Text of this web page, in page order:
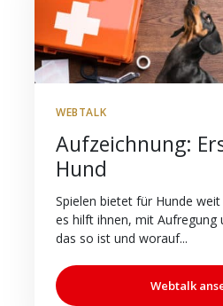
WEBTALK
Aufzeichnung:
Hund
Spielen bietet für Hunde
es hilft ihnen, mit Aufregung
das so ist und worauf...
Webtalk